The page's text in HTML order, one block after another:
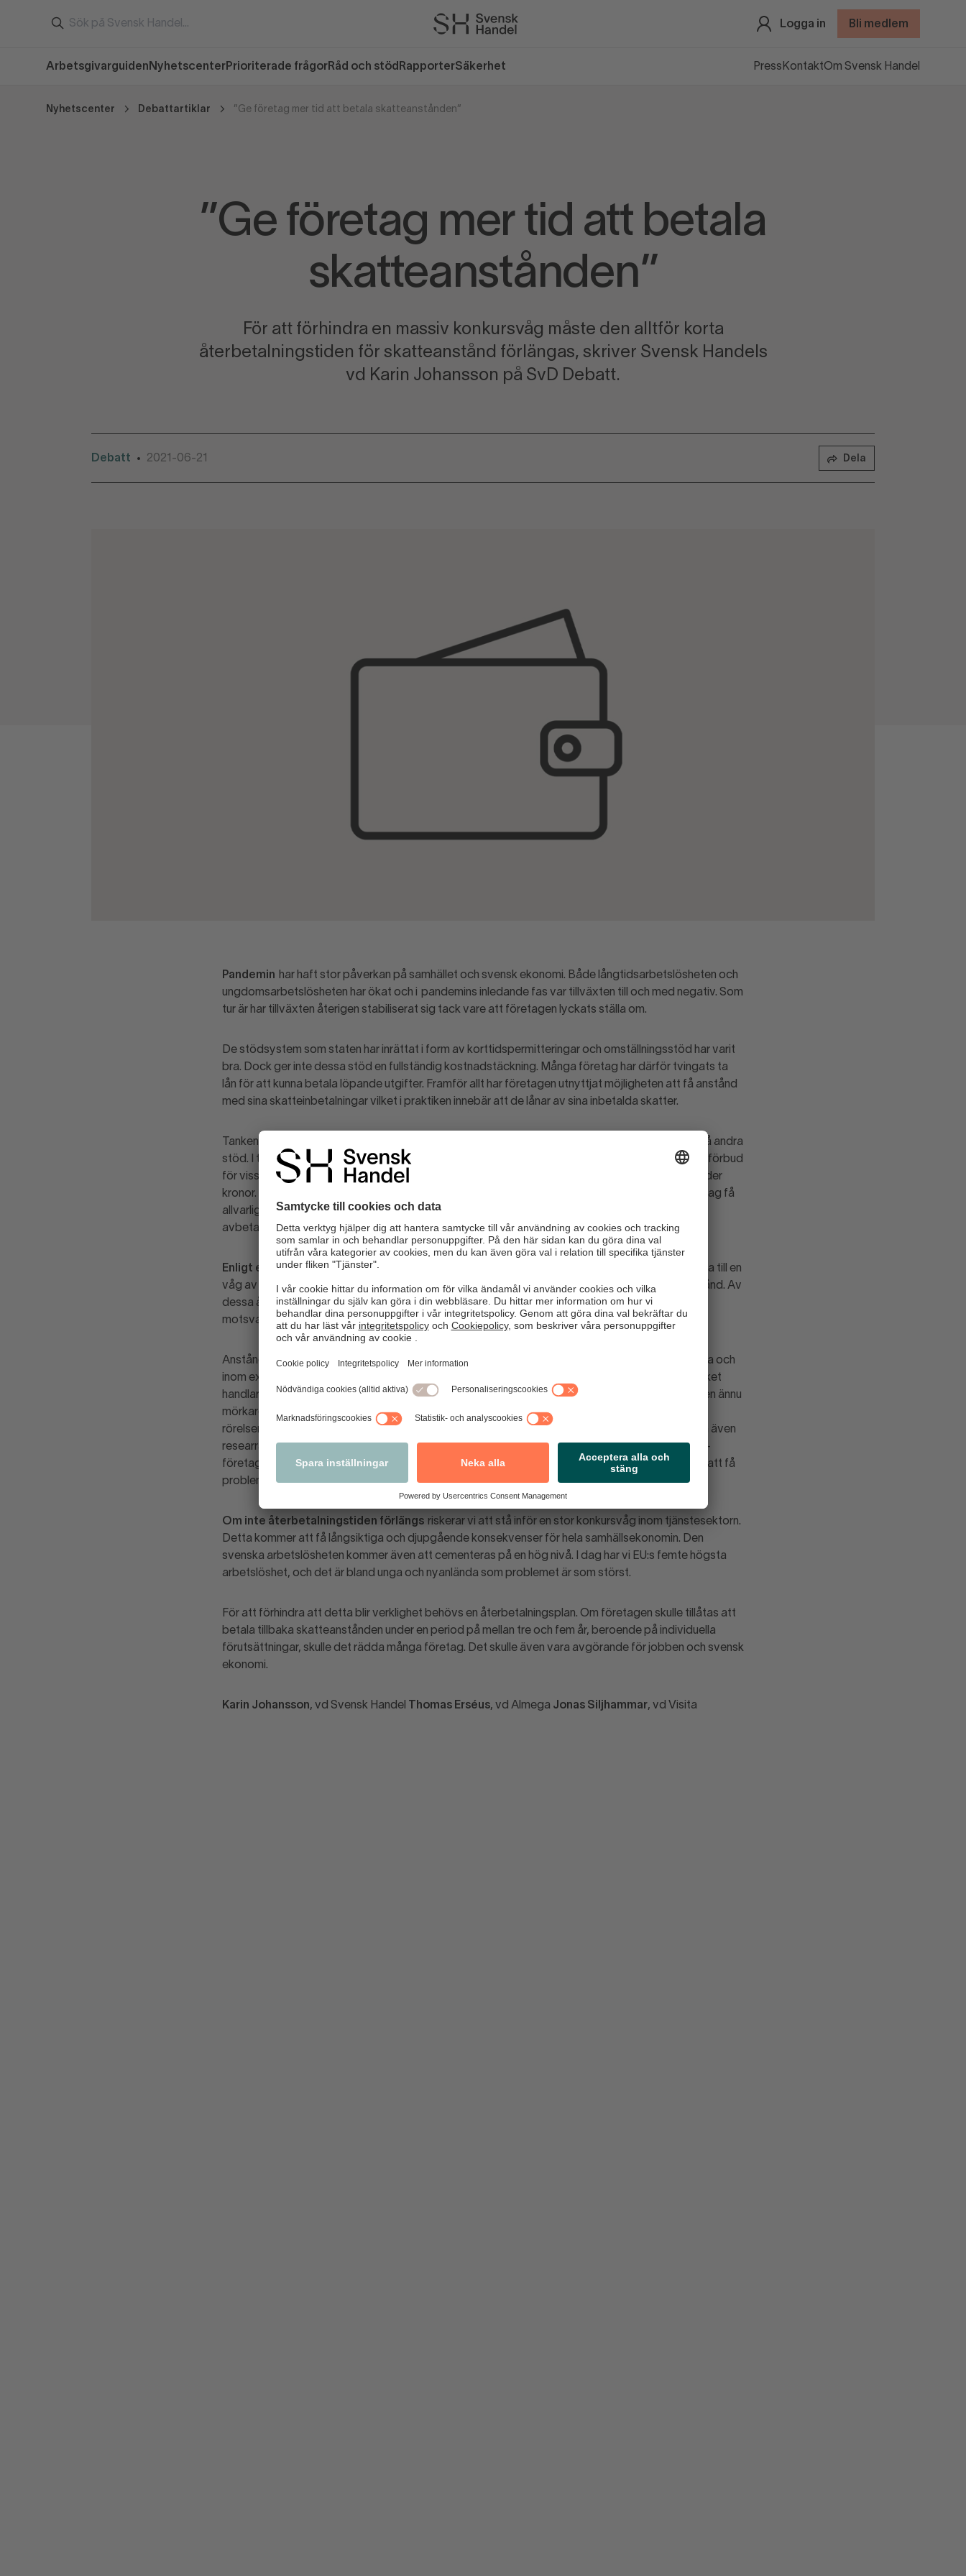
Logga in Bli medlem
Arbetsgivarguiden Nyhetscenter Prioriterade frågor Råd och stöd RapporterSäkerhet Press KontaktOm Svensk Handel
Nyhetscenter Debattartiklar ”Ge företag mer tid att betala skatteanstånden”
”Ge företag mer tid att betala
skatteanstånden”
För att förhindra en massiv konkursvåg måste den alltför korta
återbetalnings­tiden för skatteanstånd förlängas, skriver Svensk Handels
vd Karin Johansson på SvD Debatt.
Debatt • 2021-06-21 Dela
Pandemin har haft stor påverkan på samhället och svensk ekonomi. Både långtidsarbetslösheten och
ungdoms­arbetslösheten har ökat och i pandemins inledande fas var tillväxten till och med negativ. Som
tur är har tillväxten återigen stabiliserat sig tack vare att företagen lyckats ställa om.
De stödsystem som staten har inrättat i form av korttidspermitteringar och omställnings­stöd har varit
bra. Dock ger inte dessa stöd en fullständig kostnadstäckning. Många företag har därför tvingats ta
lån för att kunna betala löpande utgifter. Framför allt har företagen utnyttjat möjligheten att få anstånd
med sina skatteinbetalningar vilket i praktiken innebär att de lånar av sina inbetalda skatter.
Tanken med skatteanstånden var att de skulle utgöra en tillfällig buffert för företagen i väntan på andra
stöd. I takt med att smittspridning och restriktioner fortsatt, vilka i det närmaste inneburit näringsförbud
för vissa branscher, har skatteanstånden vuxit. Skuldberget uppgår nu till inte mindre än 47 miljarder
kronor. När dessa pengar ska betalas tillbaka om ett knappt år, i april 2022, kommer många företag få
allvarliga problem. Återbetalningstiden måste därför förlängas samtidigt som individuella
avbetalnings­planer utarbetas.
Enligt en ny rapport
från Svenskt Näringsliv riskerar den alltför korta återbetalningstiden att leda till en
våg av företagskonkurser. Totalt har drygt 45 000 svenska företag ansökt och fått skatte­anstånd. Av
dessa återfinns uppskattningsvis drygt tre av fyra i tjänstesektorn vars totala skatteanstånd
motsvarar drygt 30 miljarder kronor.
Anstånden är dock inte jämnt fördelade. Vissa branscher har drabbats betydligt hårdare än andra och
inom exempelvis hotell- och restaurang­branschen har vart fjärde företag fått skatte­anstånd, vilket
handlar om 6 400 företag. Sätts anstånden i relation till företagens rörelseresultat 2019 blir bilden ännu
mörkare. Inom hotell och restaurang motsvarade skatte­anstånden över 40 procent av
rörelseresultatet och närmare vart femte företag riskerar att inte klara av återbetalningarna. Men även
rese­arrangörer, tåg- och flygbolag, konsult-, medie-, rekryterings-, friskvårds- och bemannings­
företag, uthyrningsföretag, fastighetsservice, tryckerier, biografer, butiker och mässor kommer att få
problem att klara återbetalningarna.
Om inte återbetalningstiden förlängs riskerar vi att stå inför en stor konkursvåg inom tjänstesektorn.
Detta kommer att få långsiktiga och djupgående konsekvenser för hela samhällsekonomin. Den
svenska arbetslösheten kommer även att cementeras på en hög nivå. I dag har vi EU:s femte högsta
arbetslöshet, och det är bland unga och nyanlända som problemet är som störst.
För att förhindra att detta blir verklighet behövs en återbetalningsplan. Om företagen skulle tillåtas att
betala tillbaka skatte­anstånden under en period på mellan tre och fem år, beroende på individuella
förutsättningar, skulle det rädda många företag. Det skulle även vara avgörande för jobben och svensk
ekonomi.
Karin Johansson, vd Svensk Handel Thomas Erséus, vd Almega Jonas Siljhammar, vd Visita